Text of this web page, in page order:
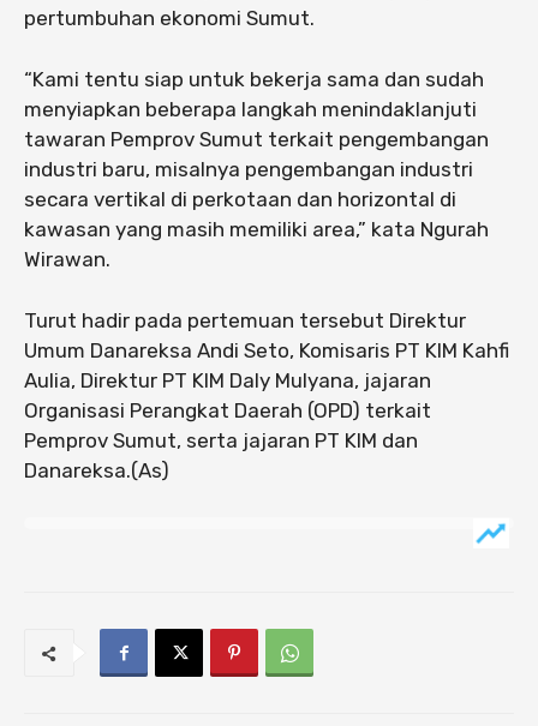
pertumbuhan ekonomi Sumut.
“Kami tentu siap untuk bekerja sama dan sudah
menyiapkan beberapa langkah menindaklanjuti
tawaran Pemprov Sumut terkait pengembangan
industri baru, misalnya pengembangan industri
secara vertikal di perkotaan dan horizontal di
kawasan yang masih memiliki area,” kata Ngurah
Wirawan.
Turut hadir pada pertemuan tersebut Direktur
Umum Danareksa Andi Seto, Komisaris PT KIM Kahfi
Aulia, Direktur PT KIM Daly Mulyana, jajaran
Organisasi Perangkat Daerah (OPD) terkait
Pemprov Sumut, serta jajaran PT KIM dan
Danareksa.(As)